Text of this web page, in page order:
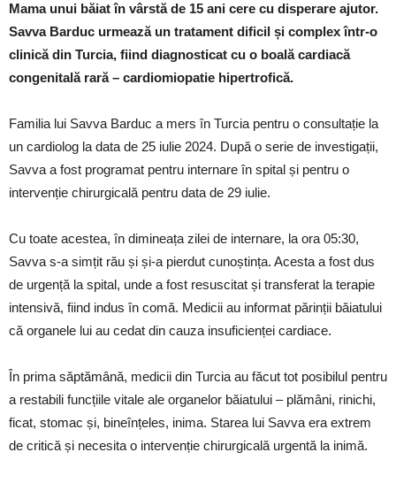
Mama unui băiat în vârstă de 15 ani cere cu disperare ajutor.
Savva Barduc urmează un tratament dificil și complex într-o
clinică din Turcia, fiind diagnosticat cu o boală cardiacă
congenitală rară – cardiomiopatie hipertrofică.
Familia lui Savva Barduc a mers în Turcia pentru o consultație la
un cardiolog la data de 25 iulie 2024. După o serie de investigații,
Savva a fost programat pentru internare în spital și pentru o
intervenție chirurgicală pentru data de 29 iulie.
Cu toate acestea, în dimineața zilei de internare, la ora 05:30,
Savva s-a simțit rău și și-a pierdut cunoștința. Acesta a fost dus
de urgență la spital, unde a fost resuscitat și transferat la terapie
intensivă, fiind indus în comă. Medicii au informat părinții băiatului
că organele lui au cedat din cauza insuficienței cardiace.
În prima săptămână, medicii din Turcia au făcut tot posibilul pentru
a restabili funcțiile vitale ale organelor băiatului – plămâni, rinichi,
ficat, stomac și, bineînțeles, inima. Starea lui Savva era extrem
de critică și necesita o intervenție chirurgicală urgentă la inimă.